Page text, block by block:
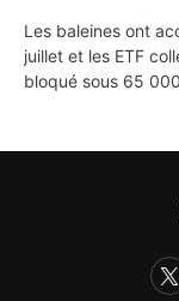
Les baleines ont
juillet et les ETF
bloqué sous 65